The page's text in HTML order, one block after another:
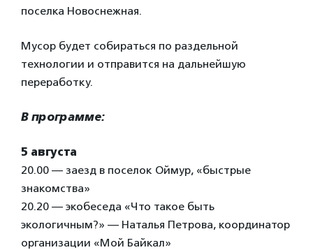
поселка Новоснежная.
Мусор будет собираться по раздельной
технологии и отправится на дальнейшую
переработку.
В программе:
5 августа
20.00 — заезд в поселок Оймур, «быстрые
знакомства»
20.20 — экобеседа «Что такое быть
экологичным?» — Наталья Петрова, координатор
организации «Мой Байкал»